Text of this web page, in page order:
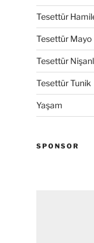
Tesettür
Tesettür Mayo
Tesettür
Tesettür Tunik
Yaşam
SPONSOR